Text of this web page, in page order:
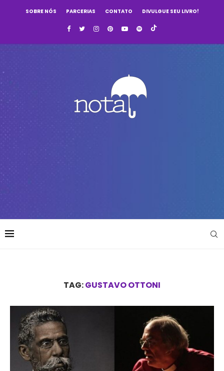
SOBRE NÓS PARCERIAS CONTATO DIVULGUE SEU LIVRO!
TAG:GUSTAVO OTTONI